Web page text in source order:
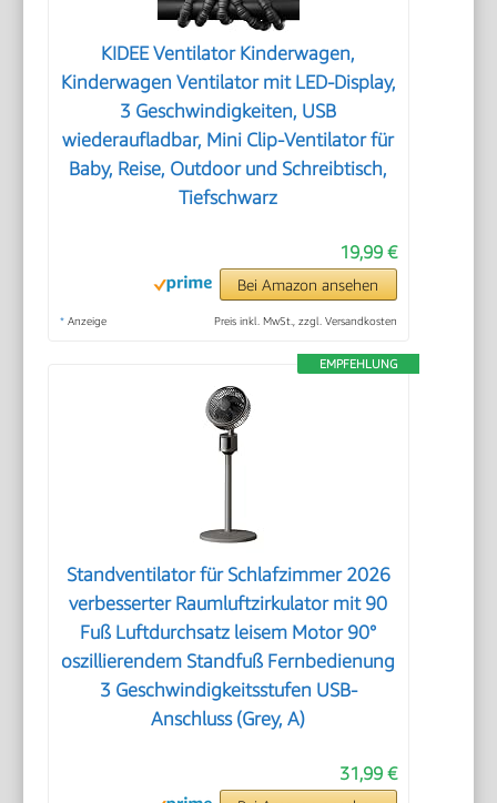
KIDEE Ventilator Kinderwagen,
Kinderwagen Ventilator mit LED-Display,
3 Geschwindigkeiten, USB
wiederaufladbar, Mini Clip-Ventilator für
Baby, Reise, Outdoor und Schreibtisch,
Tiefschwarz
19,99 €
Bei Amazon ansehen
* Anzeige Preis inkl. MwSt., zzgl. Versandkosten
EMPFEHLUNG
Standventilator für Schlafzimmer 2026
verbesserter Raumluftzirkulator mit 90
Fuß Luftdurchsatz leisem Motor 90°
oszillierendem Standfuß Fernbedienung
3 Geschwindigkeitsstufen USB-
Anschluss (Grey, A)
31,99 €